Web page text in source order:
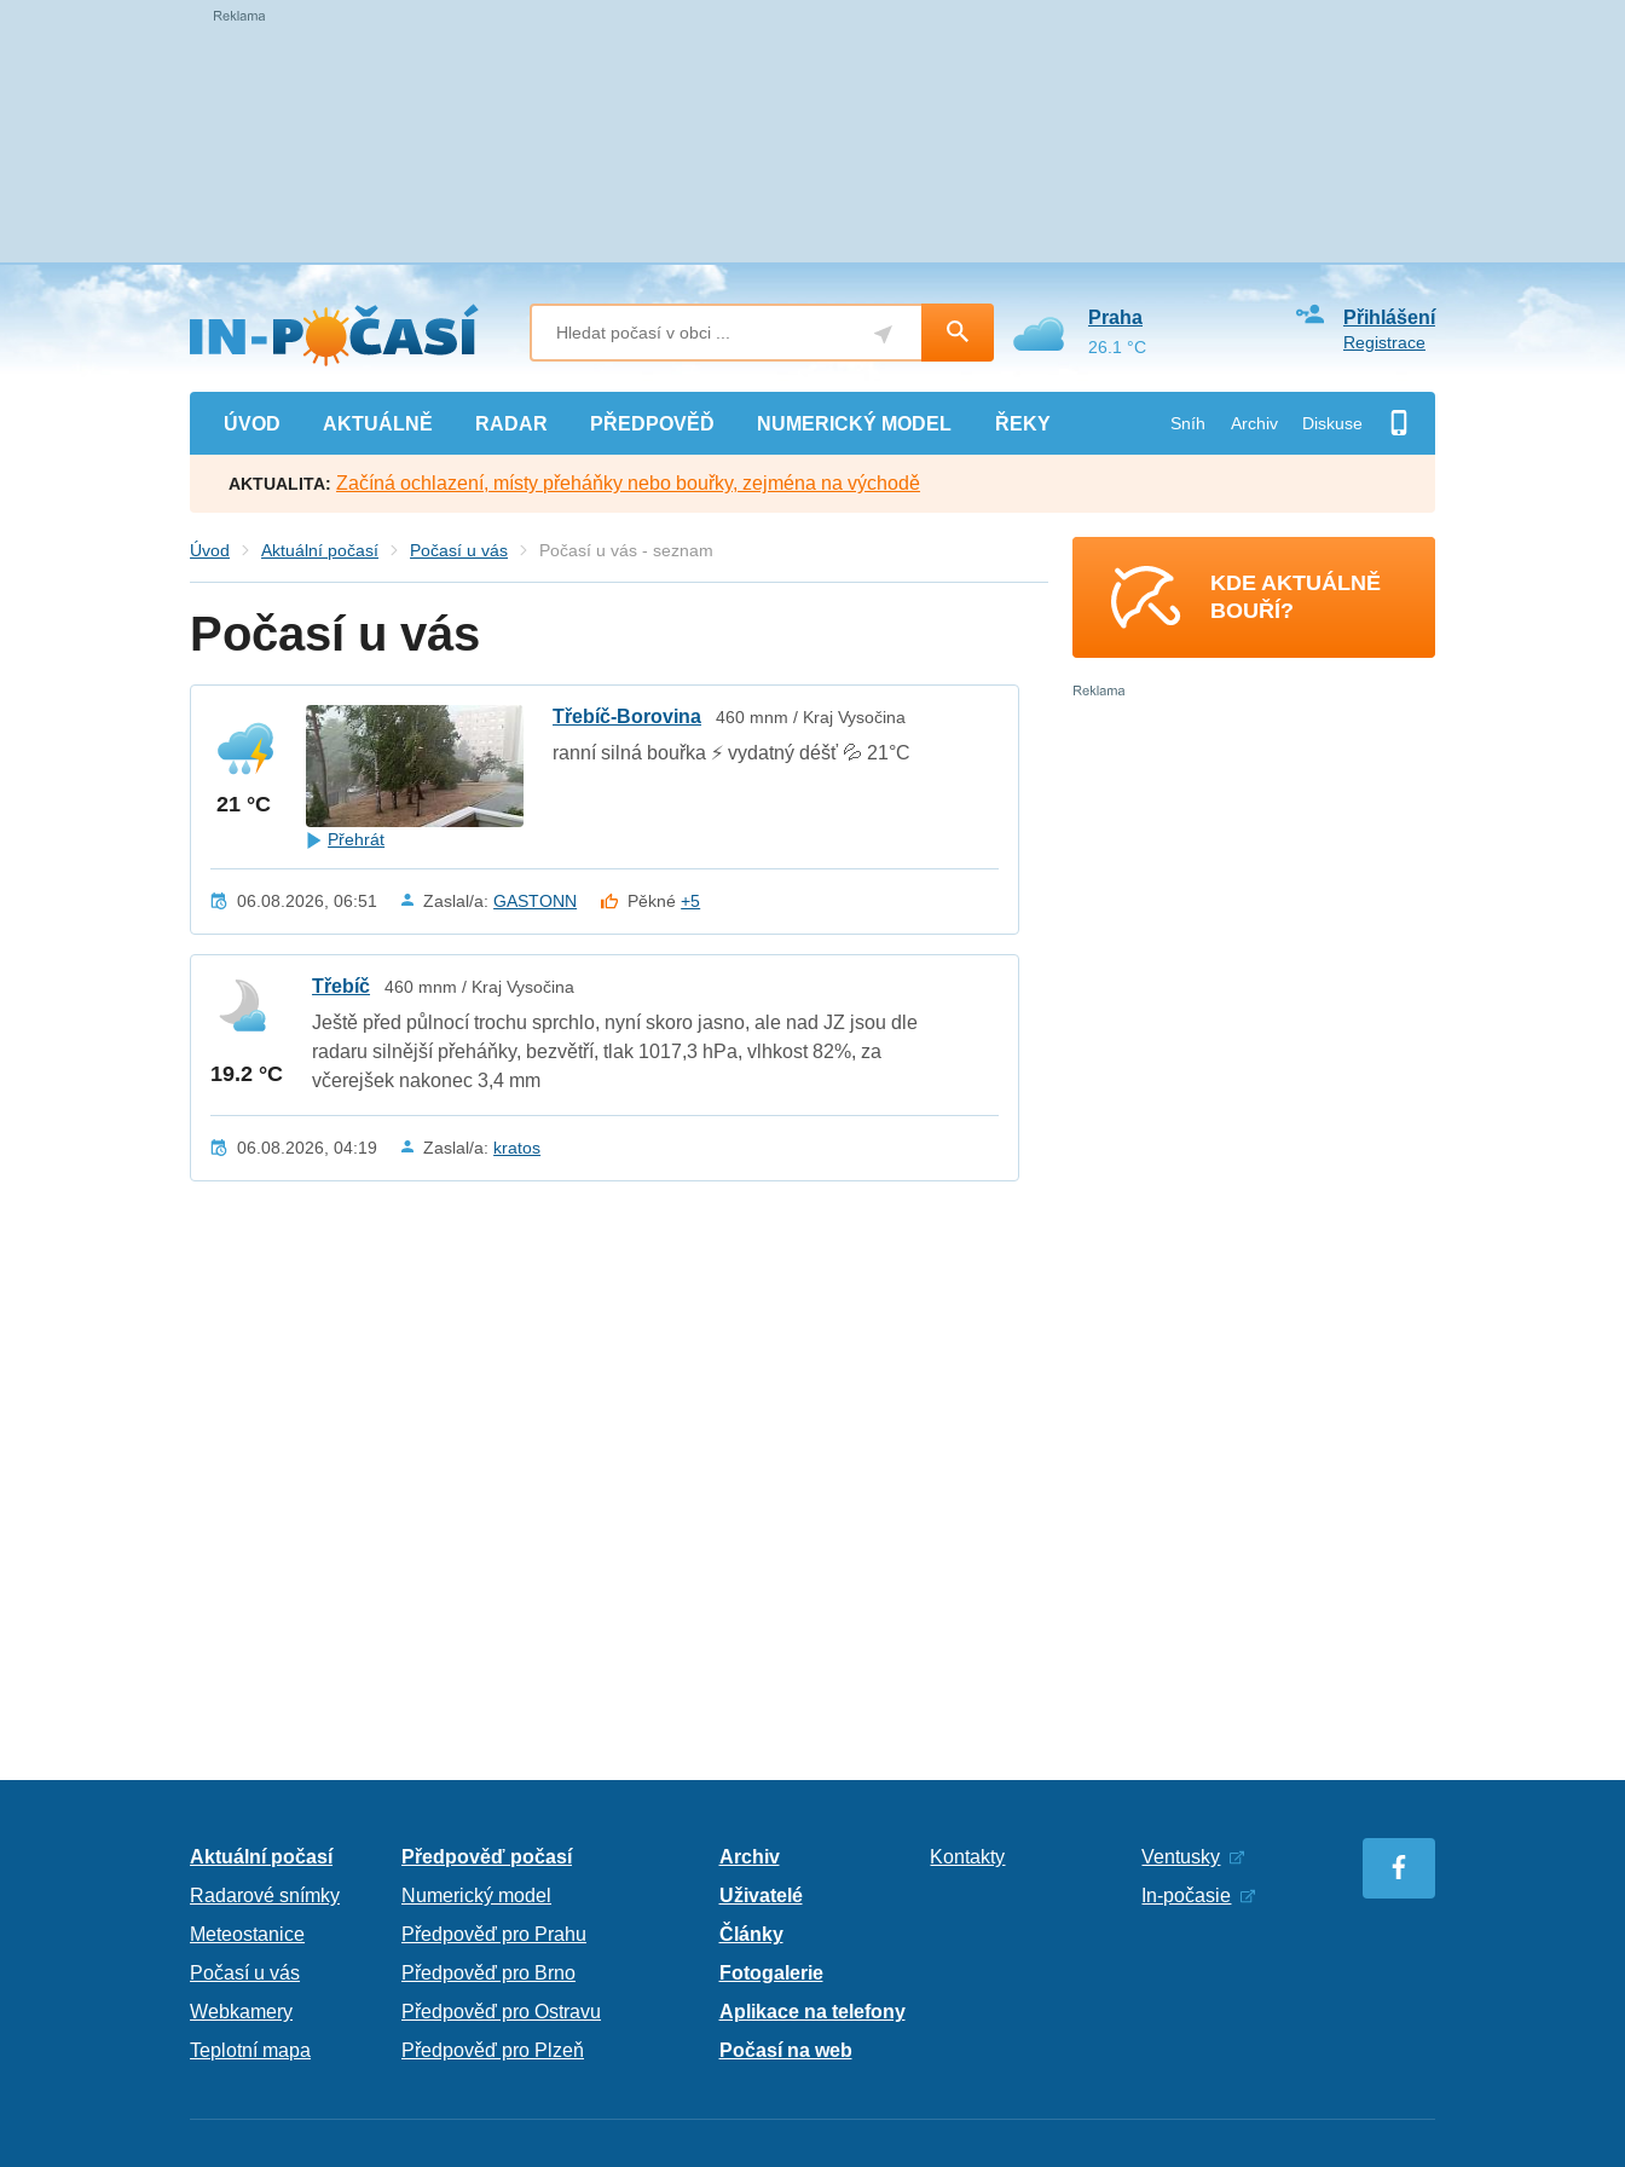
Přejít
na
hlavní
obsah
ÚVOD AKTUÁLNĚ RADAR PŘEDPOVĚĎ NUMERICKÝ MODEL ŘEKY Sníh Archiv Diskuse
Přihlášení
Registrace
Praha
26.1 °C
AKTUALITA: Začíná ochlazení, místy přeháňky nebo bouřky, zejména na východě
Úvod Aktuální počasí Počasí u vás Počasí u vás - seznam
Počasí u vás
21 °C
Přehrát
Třebíč-Borovina 460 mnm / Kraj Vysočina
ranní silná bouřka ⚡ vydatný déšť 💦 21°C
06.08.2026, 06:51 Zaslal/a:GASTONN Pěkné+5
19.2 °C
Třebíč 460 mnm / Kraj Vysočina
Ještě před půlnocí trochu sprchlo, nyní skoro jasno, ale nad JZ jsou dle
radaru silnější přeháňky, bezvětří, tlak 1017,3 hPa, vlhkost 82%, za
včerejšek nakonec 3,4 mm
06.08.2026, 04:19 Zaslal/a: kratos
KDE AKTUÁLNĚ
BOUŘÍ?
Aktuální počasí
Radarové snímky
Meteostanice
Počasí u vás
Webkamery
Teplotní mapa
Předpověď počasí
Numerický model
Předpověď pro Prahu
Předpověď pro Brno
Předpověď pro Ostravu
Předpověď pro Plzeň
Archiv
Uživatelé
Články
Fotogalerie
Aplikace na telefony
Počasí na web
Kontakty
Ventusky
In-počasie